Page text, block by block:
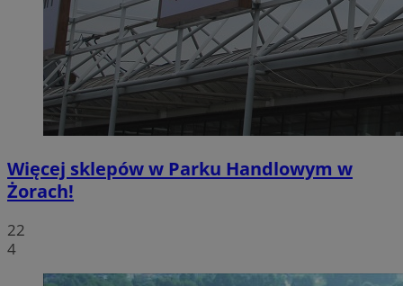
Więcej sklepów w Parku Handlowym w
Żorach!
22
4